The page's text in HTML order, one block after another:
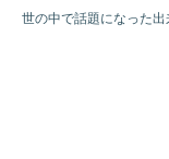
世の中で話題になった